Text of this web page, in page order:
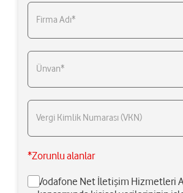
Firma Adı*
Ünvan*
Vergi Kimlik Numarası (VKN)
*Zorunlu alanlar
Vodafone Net İletişim Hizmetleri